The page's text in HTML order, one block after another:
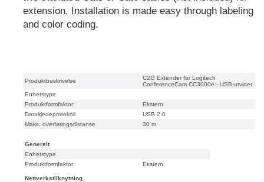
extension. Installation is made easy through labeling
and color coding.
Produktbeskrivelse
C2G Extender for Logitech
ConferenceCam CC3000e - USB-utvider
Enhetstype
Produktformfaktor
Ekstern
Datakjedeprotokoll
USB 2.0
Maks. overføringsdistanse
30 m
Generelt
Enhetstype
Produktformfaktor
Ekstern
Nettverkstilknytning